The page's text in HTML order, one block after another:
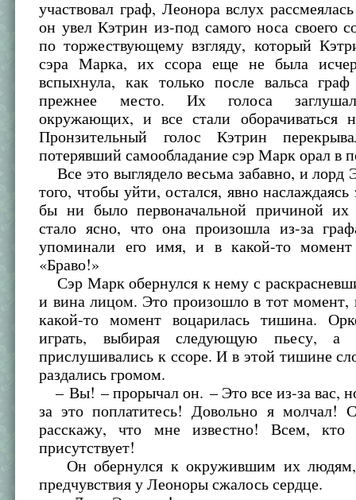
участвовал граф, Леонора вслух
он увел Кэтрин из-под самого носа своего
по торжествующему взгляду, который
сэра Марка, их ссора еще не была
вспыхнула, как только после вальса
прежнее место. Их голоса
окружающих, и все стали оборачиваться
Пронзительный голос Кэтрин
потерявший самообладание сэр Марк орал в
Все это выглядело весьма забавно, и лорд
того, чтобы уйти, остался, явно
бы ни было первоначальной причиной их
стало ясно, что она произошла из-за
упоминали его имя, и в какой-то
«Браво!»
Сэр Марк обернулся к нему с
и вина лицом. Это произошло в тот момент,
какой-то момент воцарилась тишина.
играть, выбирая следующую пьесу, а
прислушивались к ссоре. И в этой тишине
раздались громом.
– Вы! – прорычал он. – Это все из-за вас,
за это поплатитесь! Довольно я молчал!
расскажу, что мне известно! Всем, кто
присутствует!
Он обернулся к окружившим их людям,
предчувствия у Леоноры сжалось сердце.